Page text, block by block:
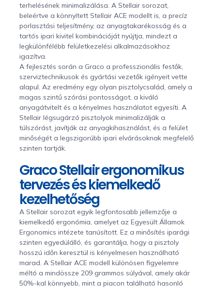
terhelésének minimalizálása. A Stellair sorozat,
beleértve a könnyített Stellair ACE modellt is, a precíz
porlasztási teljesítmény, az anyagtakarékosság és a
tartós ipari kivitel kombinációját nyújtja, mindezt a
legkülönfélébb felületkezelési alkalmazásokhoz
igazítva.
A fejlesztés során a Graco a professzionális festők,
szerviztechnikusok és gyártási vezetők igényeit vette
alapul. Az eredmény egy olyan pisztolycsalád, amely a
magas szintű szórási pontosságot, a kiváló
anyagátvitelt és a kényelmes használatot egyesíti. A
Stellair légsugárzó pisztolyok minimalizálják a
túlszórást, javítják az anyagkihasználást, és a felület
minőségét a legszigorúbb ipari elvárásoknak megfelelő
szinten tartják.
Graco Stellair ergonomikus
tervezés és kiemelkedő
kezelhetőség
A Stellair sorozat egyik legfontosabb jellemzője a
kiemelkedő ergonómia, amelyet az Egyesült Államok
Ergonomics intézete tanúsított. Ez a minősítés iparági
szinten egyedülálló, és garantálja, hogy a pisztoly
hosszú időn keresztül is kényelmesen használható
marad. A Stellair ACE modell különösen figyelemre
méltó a mindössze 209 grammos súlyával, amely akár
50%-kal könnyebb, mint a piacon található hasonló